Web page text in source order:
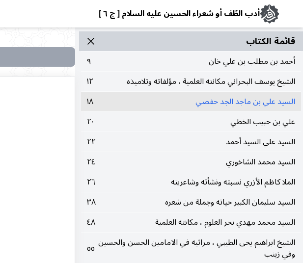
أدب الطّف أو شعراء الحسين عليه السلام [ ج ٦ ]
قائمة الکتاب
أحمد بن مطلب بن علي خان
٩
الشيخ يوسف البحراني مكانته العلمية ، مؤلفاته وتلاميذه
١٢
السيد علي بن ماجد الجد حفصي
١٨
علي بن حبيب الخطي
٢٠
السيد علي السيد أحمد
٢٢
السيد محمد الشاخوري
٢٤
الملا كاظم الأزري نسبته ونشأته وشاعريته
٢٦
السيد سليمان الكبير حياته وجملة من شعره
٣٨
السيد محمد مهدي بحر العلوم ، مكانته العلمية
٤٨
الشيخ ابراهيم يحى الطيبي ، مراثيه في الامامين الحسن والحسين
وفي زينب
٥٥
البحث
البحث
في